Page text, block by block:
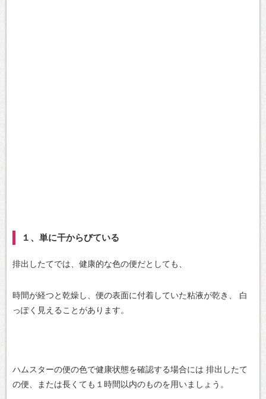
１、単に干からびている
排出したてでは、健康的な色の便だとしても、
時間が経つと乾燥し、便の表面に付着していた粘液が乾き、
白
っぽく見えることがあります。
ハムスターの便の色で健康状態を確認する場合には 排出したて
の便、または長くても１時間以内のものを用いましょう。